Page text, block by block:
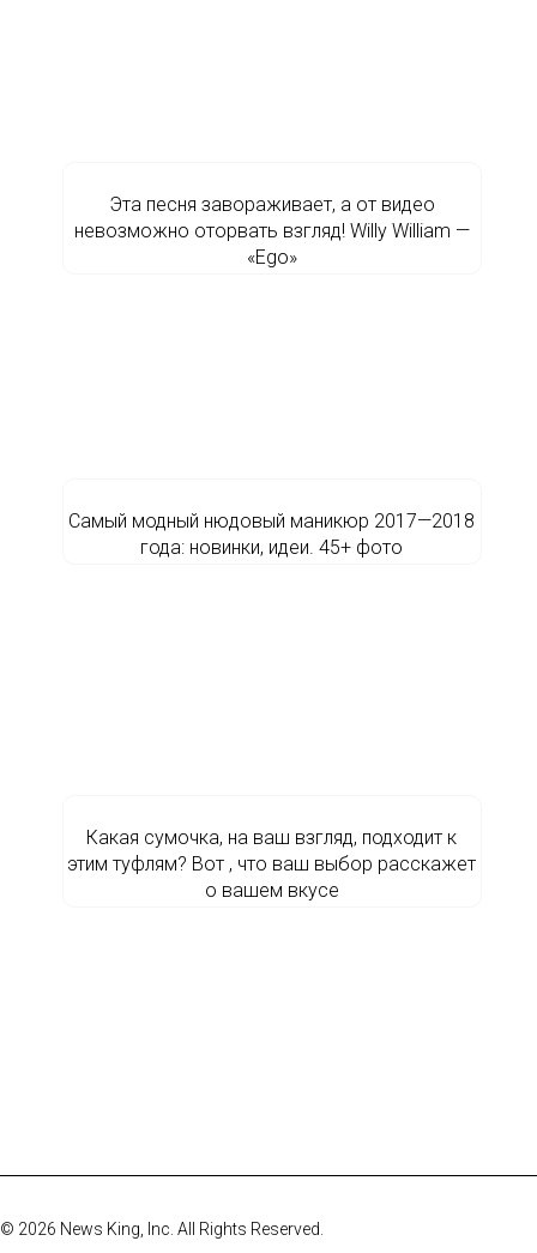
Эта песня завораживает, а от видео
невозможно оторвать взгляд! Willy William —
«Ego»
Самый модный нюдовый маникюр 2017—2018
года: новинки, идеи. 45+ фото
Какая сумочка, на ваш взгляд, подходит к
этим туфлям? Вот , что ваш выбор расскажет
о вашем вкусе
© 2026 News King, Inc. All Rights Reserved.